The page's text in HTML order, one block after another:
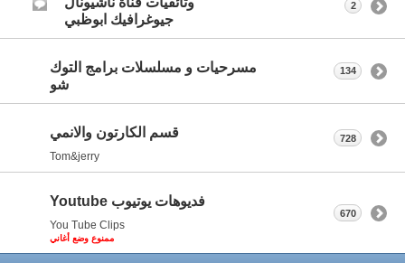
جيوغرافيك ابوظبي
2
مسرحيات و مسلسلات برامج التوك
شو
134
قسم الكارتون والانمي
Tom&jerry
728
فديوهات يوتيوب Youtube
You Tube Clips
ممنوع وضع أغاني
670